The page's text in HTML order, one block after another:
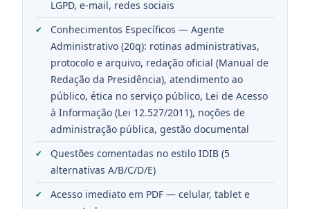
LGPD, e-mail, redes sociais
Conhecimentos Específicos — Agente
Administrativo (20q): rotinas administrativas,
protocolo e arquivo, redação oficial (Manual de
Redação da Presidência), atendimento ao
público, ética no serviço público, Lei de Acesso
à Informação (Lei 12.527/2011), noções de
administração pública, gestão documental
Questões comentadas no estilo IDIB (5
alternativas A/B/C/D/E)
Acesso imediato em PDF — celular, tablet e